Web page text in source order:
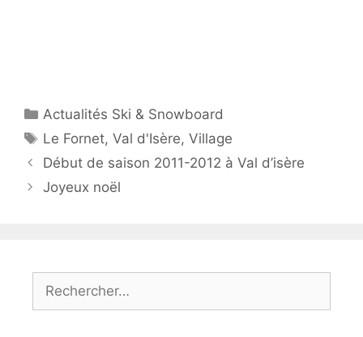
Catégories
Actualités Ski & Snowboard
Étiquettes
Le Fornet,Val d'Isère,Village
Début de saison 2011-2012 à Val d’isère
Joyeux noël